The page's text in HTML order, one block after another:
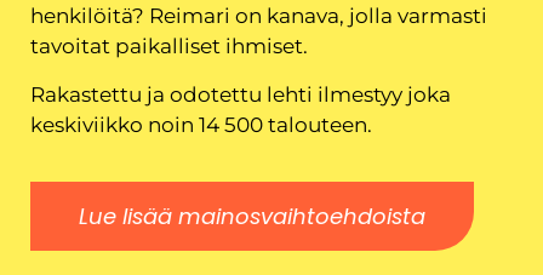
henkilöitä? Reimari on kanava, jolla varmasti
tavoitat paikalliset ihmiset.
Rakastettu ja odotettu lehti ilmestyy joka
keskiviikko noin 14 500 talouteen.
Lue lisää mainosvaihtoehdoista